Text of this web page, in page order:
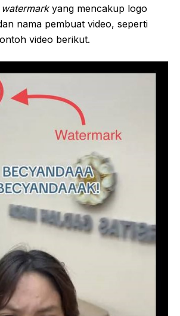
watermarkyang mencakup logo
nama pembuat video, seperti
video berikut.